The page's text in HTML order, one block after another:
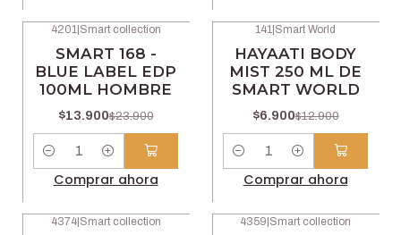
4201| Smart collection
SMART 168 -
BLUE LABEL EDP
100ML HOMBRE
$13.900$23.900
Cantidad
Comprar ahora
141 Smart World
HAYAATI BODY
MIST 250 ML DE
SMART WORLD
$6.900$12.900
Cantidad
Comprar ahora
4374|Smart collection 4359|Smart collection